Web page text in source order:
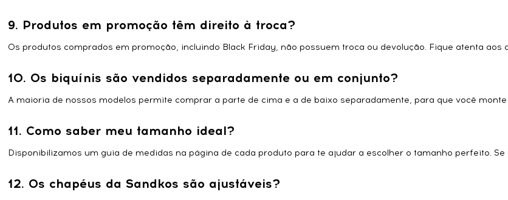
9. Produtos em promoção têm direito à troca?
Os produtos comprados em promoção, incluindo Black Friday, não possuem troca ou devolução. Fique atenta aos
10. Os biquínis são vendidos separadamente ou em conjunto?
A maioria de nossos modelos permite comprar a parte de cima e a de baixo separadamente, para que você
11. Como saber meu tamanho ideal?
Disponibilizamos um guia de medidas na página de cada produto para te ajudar a escolher o tamanho perfeito.
12. Os chapéus da Sandkos são ajustáveis?